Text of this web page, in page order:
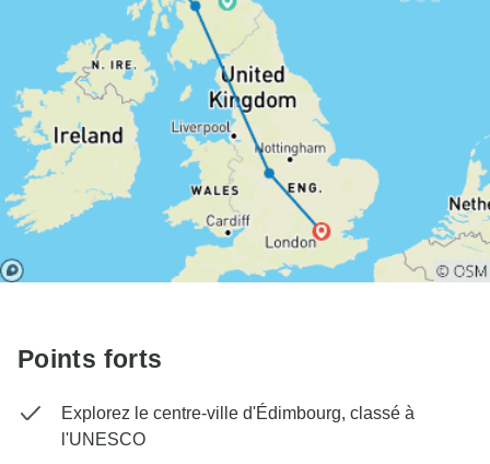
Points forts
Explorez le centre-ville d'Édimbourg, classé à
l'UNESCO